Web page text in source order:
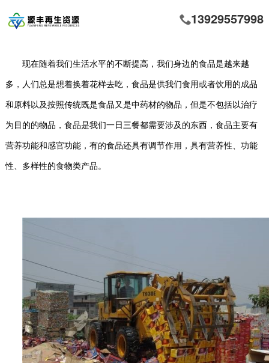
13929557998
现在随着我们生活水平的不断提高，我们身边的食品是越来越
多，人们总是想着换着花样去吃，食品是供我们食用或者饮用的成品
和原料以及按照传统既是食品又是中药材的物品，但是不包括以治疗
为目的的物品，食品是我们一日三餐都需要涉及的东西，食品主要有
营养功能和感官功能，有的食品还具有调节作用，具有营养性、功能
性、多样性的食物类产品。